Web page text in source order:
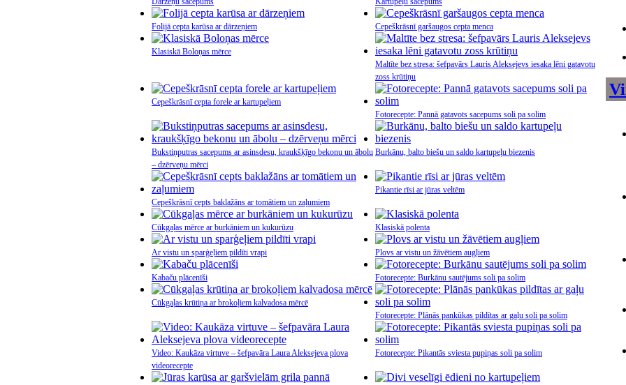
Folijā cepta karūsa ar dārzeņiem Cepeškrāsnī garšaugos cepta menca
Klasiskā Boloņas mērce
Maltīte bez stresa: šefpavārs Lauris Aleksejevs iesaka lēni gatavotu
zoss krūtiņu
Cepeškrāsnī cepta forele ar kartupeļiem
Fotorecepte: Pannā gatavots sacepums soli pa solim
Bukstiņputras sacepums ar asinsdesu, kraukšķīgo bekonu un ābolu
– dzērveņu mērci
Burkānu, balto biešu un saldo kartupeļu biezenis
Cepeškrāsnī cepts baklažāns ar tomātiem un zaļumiem
Pikantie rīsi ar jūras veltēm
Cūkgaļas mērce ar burkāniem un kukurūzu Klasiskā polenta
Ar vistu un sparģeļiem pildīti vrapi Plovs ar vistu un žāvētiem augļiem
Kabaču plācenīši Fotorecepte: Burkānu sautējums soli pa solim
Cūkgaļas krūtiņa ar brokoļiem kalvadosa mērcē
Fotorecepte: Plānās pankūkas pildītas ar gaļu soli pa solim
Video: Kaukāza virtuve – šefpavāra Laura Aleksejeva plova
videorecepte
Fotorecepte: Pikantās sviesta pupiņas soli pa solim